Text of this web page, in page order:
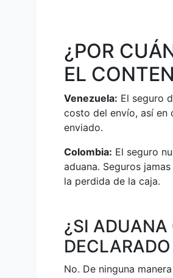
¿POR
EL
Venezuela: El seguro
costo del envío, así en
enviado.
Colombia: El seguro
aduana. Seguros
la perdida de la caja.
¿SI ADUANA
No. De ninguna